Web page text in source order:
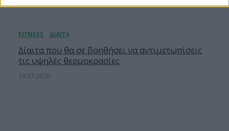
Δίαιτα που θα σε βοηθήσει να αντιμετωπίσεις
τις υψηλές θερμοκρασίες
19.07.2026